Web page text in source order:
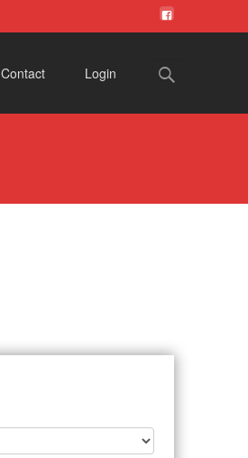
Contact Login
Search
for: